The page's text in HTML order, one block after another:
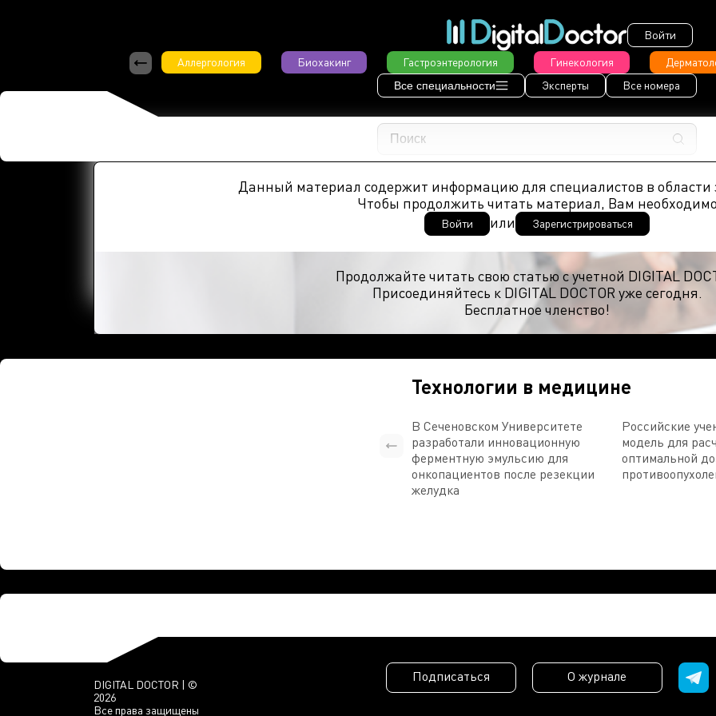
Войти
Аллергология
Биохакинг Гастроэнтерология Гинекология
Все специальности Эксперты Все номера
Данный материал содержит информацию для специалистов в области
Чтобы продолжить читать материал, Вам необходимо
Войти или Зарегистрироваться
Продолжайте читать свою статью с учетной DIGITAL
Присоединяйтесь к DIGITAL DOCTOR уже сегодня.
Бесплатное членство!
Технологии в медицине
В Сеченовском Университете
разработали инновационную
ферментную эмульсию для
онкопациентов после резекции
желудка
Российские
модель для
оптимальной
DIGITAL DOCTOR | ©
2026
Все права защищены
Подписаться О журнале